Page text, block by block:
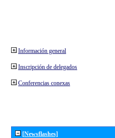
Información general
Inscripción de delegados
Conferencias conexas
[Newsflashes]